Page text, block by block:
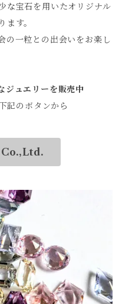
な宝石を用いたオリジナル
ます。
の一粒との出会いをお楽し
ジュエリーを販売中
記のボタンから